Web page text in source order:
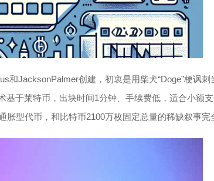
和JacksonPalmer创建，初衷是用柴犬“Doge”梗讽刺
于莱特币，出块时间1分钟、手续费低，适合小额
型代币，和比特币2100万枚固定总量的稀缺叙事完